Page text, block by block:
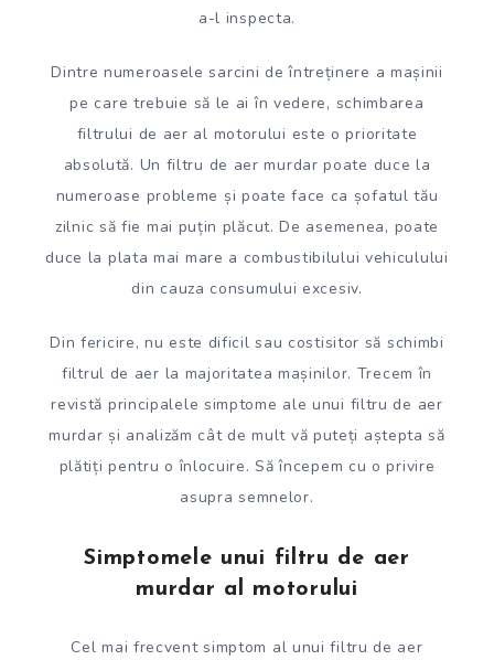
a-l inspecta.
Dintre numeroasele sarcini de întreținere a mașinii
pe care trebuie să le ai în vedere, schimbarea
filtrului de aer al motorului este o prioritate
absolută. Un filtru de aer murdar poate duce la
numeroase probleme și poate face ca șofatul tău
zilnic să fie mai puțin plăcut. De asemenea, poate
duce la plata mai mare a combustibilului vehiculului
din cauza consumului excesiv.
Din fericire, nu este dificil sau costisitor să schimbi
filtrul de aer la majoritatea mașinilor. Trecem în
revistă principalele simptome ale unui filtru de aer
murdar și analizăm cât de mult vă puteți aștepta să
plătiți pentru o înlocuire. Să începem cu o privire
asupra semnelor.
Simptomele unui filtru de aer
murdar al motorului
Cel mai frecvent simptom al unui filtru de aer